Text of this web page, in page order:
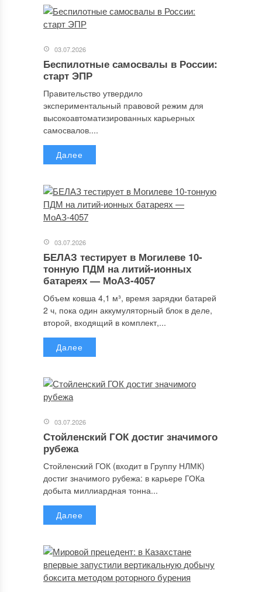
03.07.2026
Беспилотные самосвалы в России:
старт ЭПР
Правительство утвердило
экспериментальный правовой режим для
высокоавтоматизированных карьерных
самосвалов....
Далее
03.07.2026
БЕЛАЗ тестирует в Могилеве 10-
тонную ПДМ на литий-ионных
батареях — МоАЗ-4057
Объем ковша 4,1 м³, время зарядки батарей
2 ч, пока один аккумуляторный блок в деле,
второй, входящий в комплект,...
Далее
03.07.2026
Стойленский ГОК достиг значимого
рубежа
Стойленский ГОК (входит в Группу НЛМК)
достиг значимого рубежа: в карьере ГОКа
добыта миллиардная тонна...
Далее